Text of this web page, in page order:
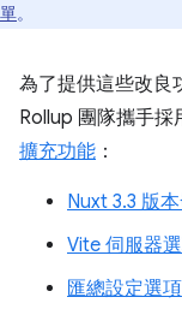
單。
為了提供這些改良
Rollup 團隊攜手採
擴充功能 ：
Nuxt 3.3 版
Vite 伺服器
匯總設定選項